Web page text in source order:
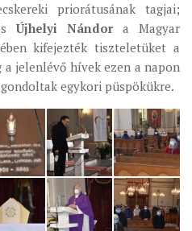
priorátusának tagjai;
Újhelyi Nándora Magyar
kifejezték tiszteletüket a
jelenlévő hívek ezen a napon
egykori püspökükre.